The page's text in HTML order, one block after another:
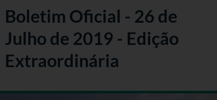
Boletim Oficial - 26 de
Julho de 2019 - Edição
Extraordinária